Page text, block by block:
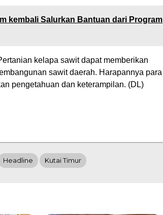
kembali Salurkan Bantuan dari Program
kelapa sawit dapat memberikan
sawit daerah. Harapannya para
pengetahuan dan keterampilan. (DL)
Headline Kutai Timur